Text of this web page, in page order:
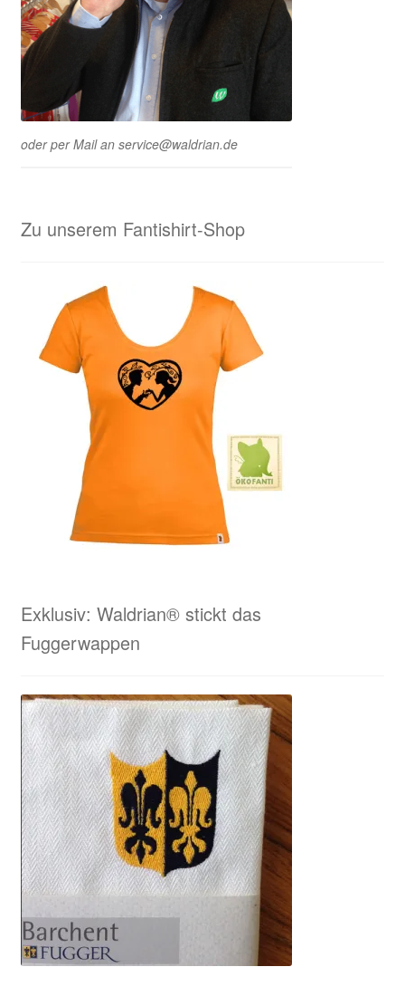
oder per Mail an service@waldrian.de
Zu unserem Fantishirt-Shop
Exklusiv: Waldrian® stickt das
Fuggerwappen